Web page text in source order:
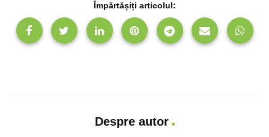
Împărtășiți articolul:
Despre autor